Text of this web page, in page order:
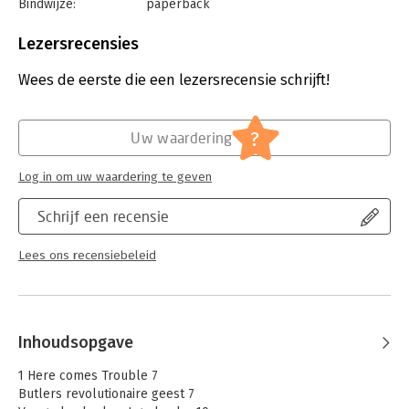
Bindwijze:
paperback
Uitgever:
Verschijningsdatum:
10-5-2024
Mens en maatschappij
De kleine...
Lezersrecensies
Wees de eerste die een lezersrecensie schrijft!
Schrijf een recensie
Lees ons recensiebeleid
Uw waardering ?
Log in om uw waardering te geven
Inhoudsopgave
1 Here comes Trouble 7
Butlers revolutionaire geest 7